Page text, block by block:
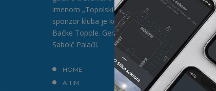
imenom „Topolski Sportski Club" (TSC). Generalni
sponzor kluba je kompanija „SAT-TRAKT” DOO iz
Bačke Topole. Generalni direktor kluba je
Sabolč Palađi.
HOME
NEWS
A TIM
KLUB